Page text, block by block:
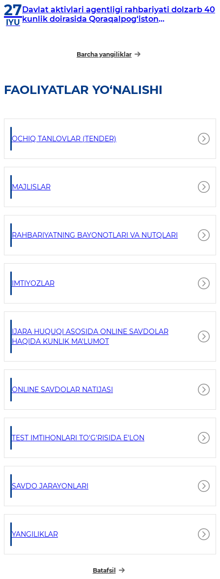
27
IYU
Davlat aktivlari agentligi rahbariyati dolzarb 40
kunlik doirasida Qoraqalpog‘iston
Barcha yangiliklar
FAOLIYATLAR YO‘NALISHI
OCHIQ TANLOVLAR (TENDER)
MAJLISLAR
RAHBARIYATNING BAYONOTLARI VA NUTQLARI
IMTIYOZLAR
IJARA HUQUQI ASOSIDA ONLINE SAVDOLAR
HAQIDA KUNLIK MA'LUMOT
ONLINE SAVDOLAR NATIJASI
TEST IMTIHONLARI TO'G'RISIDA E'LON
SAVDO JARAYONLARI
YANGILIKLAR
Batafsil